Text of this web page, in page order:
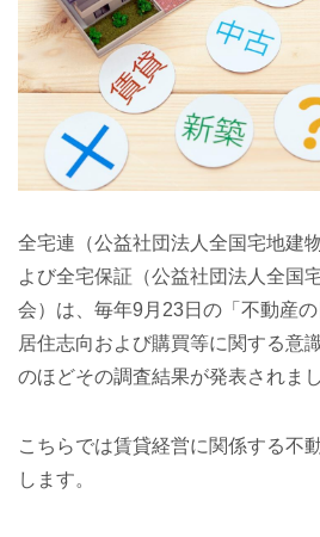
全宅連（公益社団法人全国宅地建
よび全宅保証（公益社団法人全国
会）は、毎年9月23日の「不動産
居住志向および購買等に関する意
のほどその調査結果が発表されまし
こちらでは賃貸経営に関係する不
します。